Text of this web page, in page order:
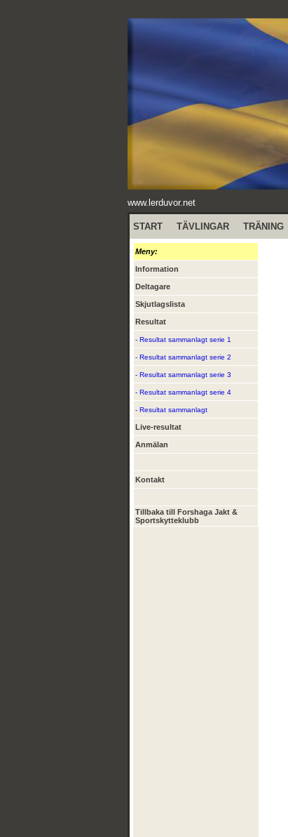
www.lerduvor.net
START TÄVLINGAR TRÄNING
Meny:
Information
Deltagare
Skjutlagslista
Resultat
- Resultat sammanlagt serie 1
- Resultat sammanlagt serie 2
- Resultat sammanlagt serie 3
- Resultat sammanlagt serie 4
- Resultat sammanlagt
Live-resultat
Anmälan
Kontakt
Tillbaka till Forshaga Jakt &
Sportskytteklubb